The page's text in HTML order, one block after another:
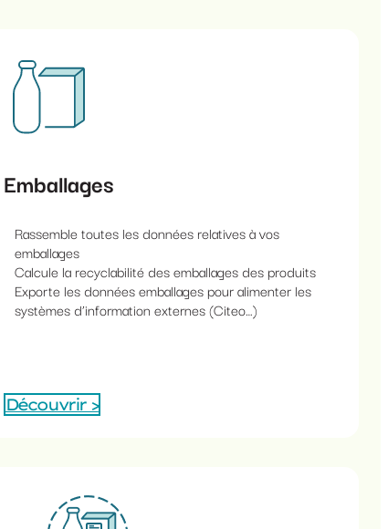
Emballages
Rassemble toutes les données relatives à vos
emballages
Calcule la recyclabilité des emballages des produits
Exporte les données emballages pour alimenter les
systèmes d’information externes (Citeo…)
Découvrir >